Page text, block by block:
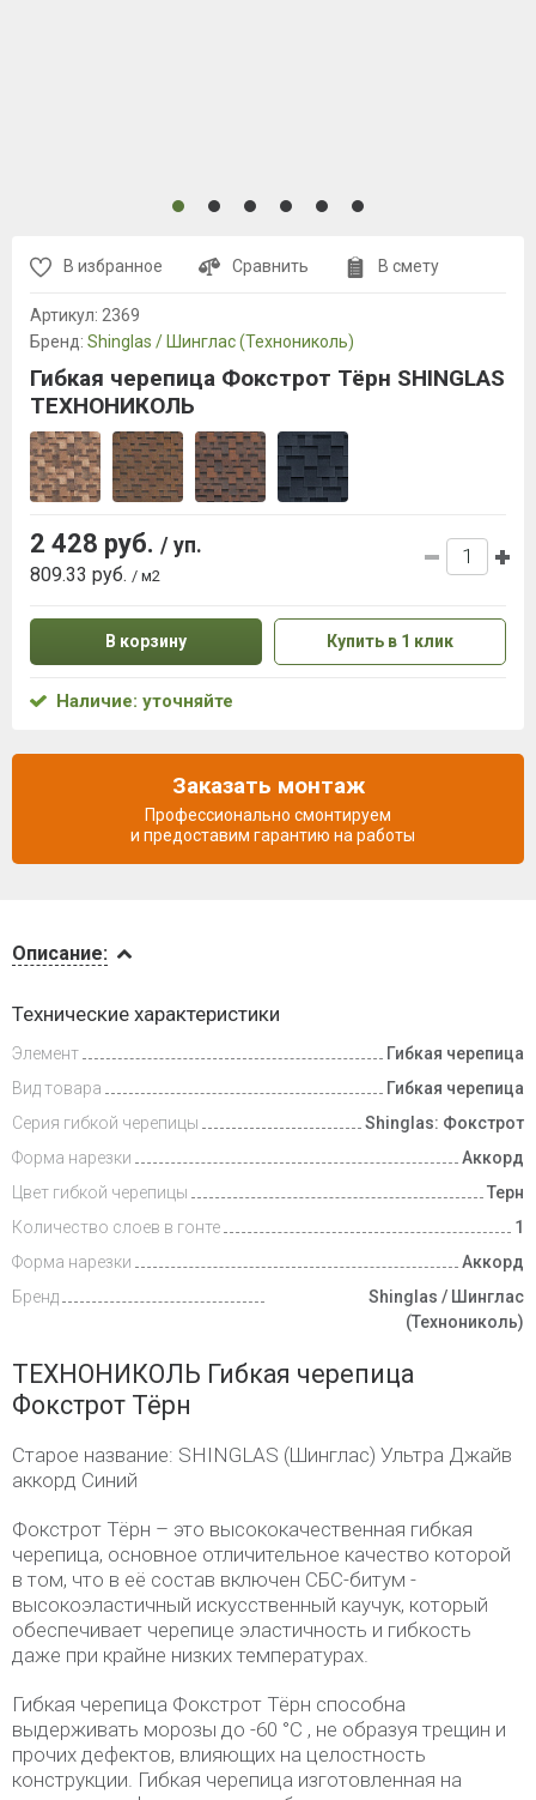
Видеообзоры
Доставка
Описание:
Технические характеристики
Элемент
Гибкая черепица
Вид товара
Гибкая черепица
Серия гибкой черепицы
Shinglas: Фокстрот
Форма нарезки
Аккорд
Цвет гибкой черепицы
Терн
Количество слоев в гонте
1
Форма нарезки
Аккорд
Бренд
Shinglas / Шинглас
(Технониколь)
ТЕХНОНИКОЛЬ Гибкая черепица
Фокстрот Тёрн
Старое название: SНINGLAS (Шинглас) Ультра Джайв
аккорд Синий
Фокстрот Тёрн – это высококачественная гибкая
черепица, основное отличительное качество которой
в том, что в её состав включен СБС-битум -
высокоэластичный искусственный каучук, который
обеспечивает черепице эластичность и гибкость
даже при крайне низких температурах.
Гибкая черепица Фокстрот Тёрн способна
выдерживать морозы до -60 °С , не образуя трещин и
прочих дефектов, влияющих на целостность
конструкции. Гибкая черепица изготовленная на
В избранное Сравнить В смету
Артикул: 2369
Бренд: Shinglas / Шинглас (Технониколь)
Гибкая черепица Фокстрот Тёрн SHINGLAS
ТЕХНОНИКОЛЬ
2 428 руб. / уп.
809.33 руб. / м2
В корзину Купить в 1 клик
Наличие: уточняйте
Заказать монтаж
Профессионально смонтируем
и предоставим гарантию на работы